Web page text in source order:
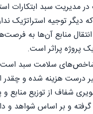
مدیریت سبد ابتکارات
که دیگر توجیه استراتژیک
منابع آن‌ها به
پروژه پر‌اثر است.
شاخص‌های سلامت سبد است
درست هزینه شده و
شفاف از توزیع
و بر اساس شواهد و